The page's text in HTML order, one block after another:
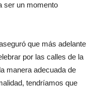
ser un momento
que más adelante
por las calles de la
manera adecuada de
tendríamos que